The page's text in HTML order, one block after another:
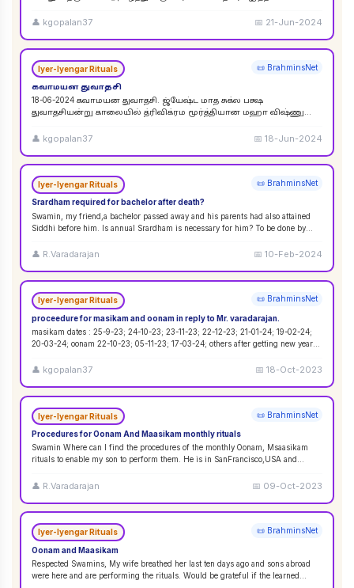
👤 kgopalan37 📅 21-Jun-2024
Iyer-Iyengar Rituals 📜 BrahminsNet
கவாமயன துவாதசி
18-06-2024 கவாமயன துவாதசி. ஜ்யேஷ்ட மாத சுக்ல பக்ஷ
துவாதசியன்று காலையில் த்ரிவிக்ரம மூர்த்தியான மஹா விஷ்ணு
👤 kgopalan37 📅18-Jun-2024
Iyer-Iyengar Rituals 📜 BrahminsNet
Srardham required for bachelor after death?
Swamin, my friend,a bachelor passed away and his parents had also attained
Siddhi before him. Is annual Srardham is necessary for him? To be done by
👤 R.Varadarajan 📅10-Feb-2024
Iyer-Iyengar Rituals 📜 BrahminsNet
proceedure for masikam and oonam in reply to Mr. varadarajan.
masikam dates : 25-9-23; 24-10-23; 23-11-23; 22-12-23; 21-01-24; 19-02-24;
20-03-24; oonam 22-10-23; 05-11-23; 17-03-24; others after getting new year...
👤 kgopalan37 📅18-Oct-2023
Iyer-Iyengar Rituals 📜 BrahminsNet
Procedures for Oonam And Maasikam monthly rituals
Swamin Where can I find the procedures of the monthly Oonam, Msaasikam
rituals to enable my son to perform them. He is in SanFrancisco,USA and
👤 R.Varadarajan 📅 09-Oct-2023
Iyer-Iyengar Rituals 📜 BrahminsNet
Oonam and Maasikam
Respected Swamins, ​​​​​​My wife breathed her last ten days ago and sons abroad
were here and are performing the rituals. Would be grateful if the learned